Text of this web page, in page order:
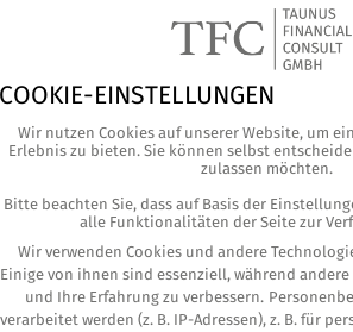
sinnvoll?
ins­be­son­de­re an ver­mö­gen­de
Stif­tun­gen. Unse­re Leis­tun­gen
eine unab­hän­gi­ge, zer­ti­fi­zier­te
bie­tet Ihnen eine pro­dukt-
COOKIE-EINSTELLUNGEN
Wir nutzen Cookies auf unserer Website, um
Erlebnis zu bieten. Sie können selbst
zulassen möchten.
Bitte beachten Sie, dass auf Basis der
alle Funktionalitäten der Seite zur
Wir verwenden Cookies und andere
Einige von ihnen sind essenziell, während
und Ihre Erfahrung zu verbessern.
verarbeitet werden (z. B. IP-Adressen), z. B. für